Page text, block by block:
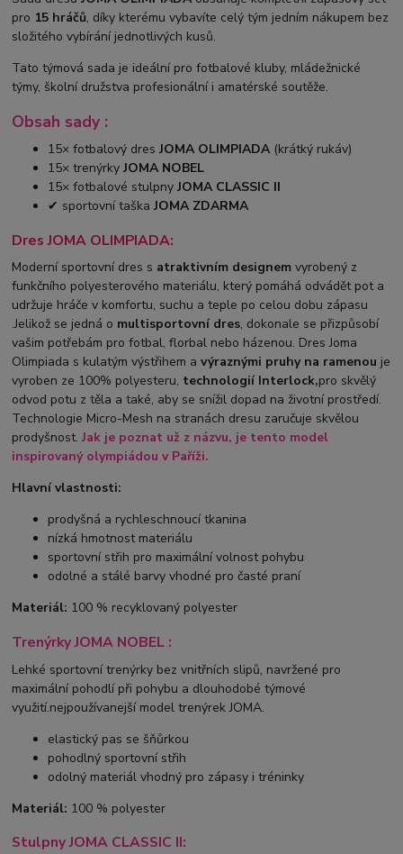
pro 15 hráčů, díky kterému vybavíte celý tým jedním nákupem bez
složitého vybírání jednotlivých kusů.
Tato týmová sada je ideální pro fotbalové kluby, mládežnické
týmy, školní družstva profesionální i amatérské soutěže.
Obsah sady :
15× fotbalový dresJOMA OLIMPIADA (krátký rukáv)
15× trenýrkyJOMA NOBEL
15× fotbalové stulpnyJOMA CLASSIC II
✔ sportovní taškaJOMA ZDARMA
Dres JOMA OLIMPIADA:
Moderní sportovní dres s atraktivním designem vyrobený z
funkčního polyesterového materiálu, který pomáhá odvádět pot a
udržuje hráče v komfortu, suchu a teple po celou dobu zápasu
.Jelikož se jedná o multisportovní dres, dokonale se přizpůsobí
vašim potřebám pro fotbal, florbal nebo házenou. Dres Joma
Olimpiada s kulatým výstřihem a výraznými pruhy na ramenou je
vyroben ze 100% polyesteru, technologií Interlock,pro skvělý
odvod potu z těla a také, aby se snížil dopad na životní prostředí.
Technologie Micro-Mesh na stranách dresu zaručuje skvělou
prodyšnost.Jak je poznat už z názvu, je tento model
inspirovaný olympiádou v Paříži.
Hlavní vlastnosti:
prodyšná a rychleschnoucí tkanina
nízká hmotnost materiálu
sportovní střih pro maximální volnost pohybu
odolné a stálé barvy vhodné pro časté praní
Materiál: 100 % recyklovaný polyester
Trenýrky JOMA NOBEL :
Lehké sportovní trenýrky bez vnitřních slipů, navržené pro
maximální pohodlí při pohybu a dlouhodobé týmové
využití.nejpoužívanejší model trenýrek JOMA.
elastický pas se šňůrkou
pohodlný sportovní střih
odolný materiál vhodný pro zápasy i tréninky
Materiál: 100 % polyester
Stulpny JOMA CLASSIC II: